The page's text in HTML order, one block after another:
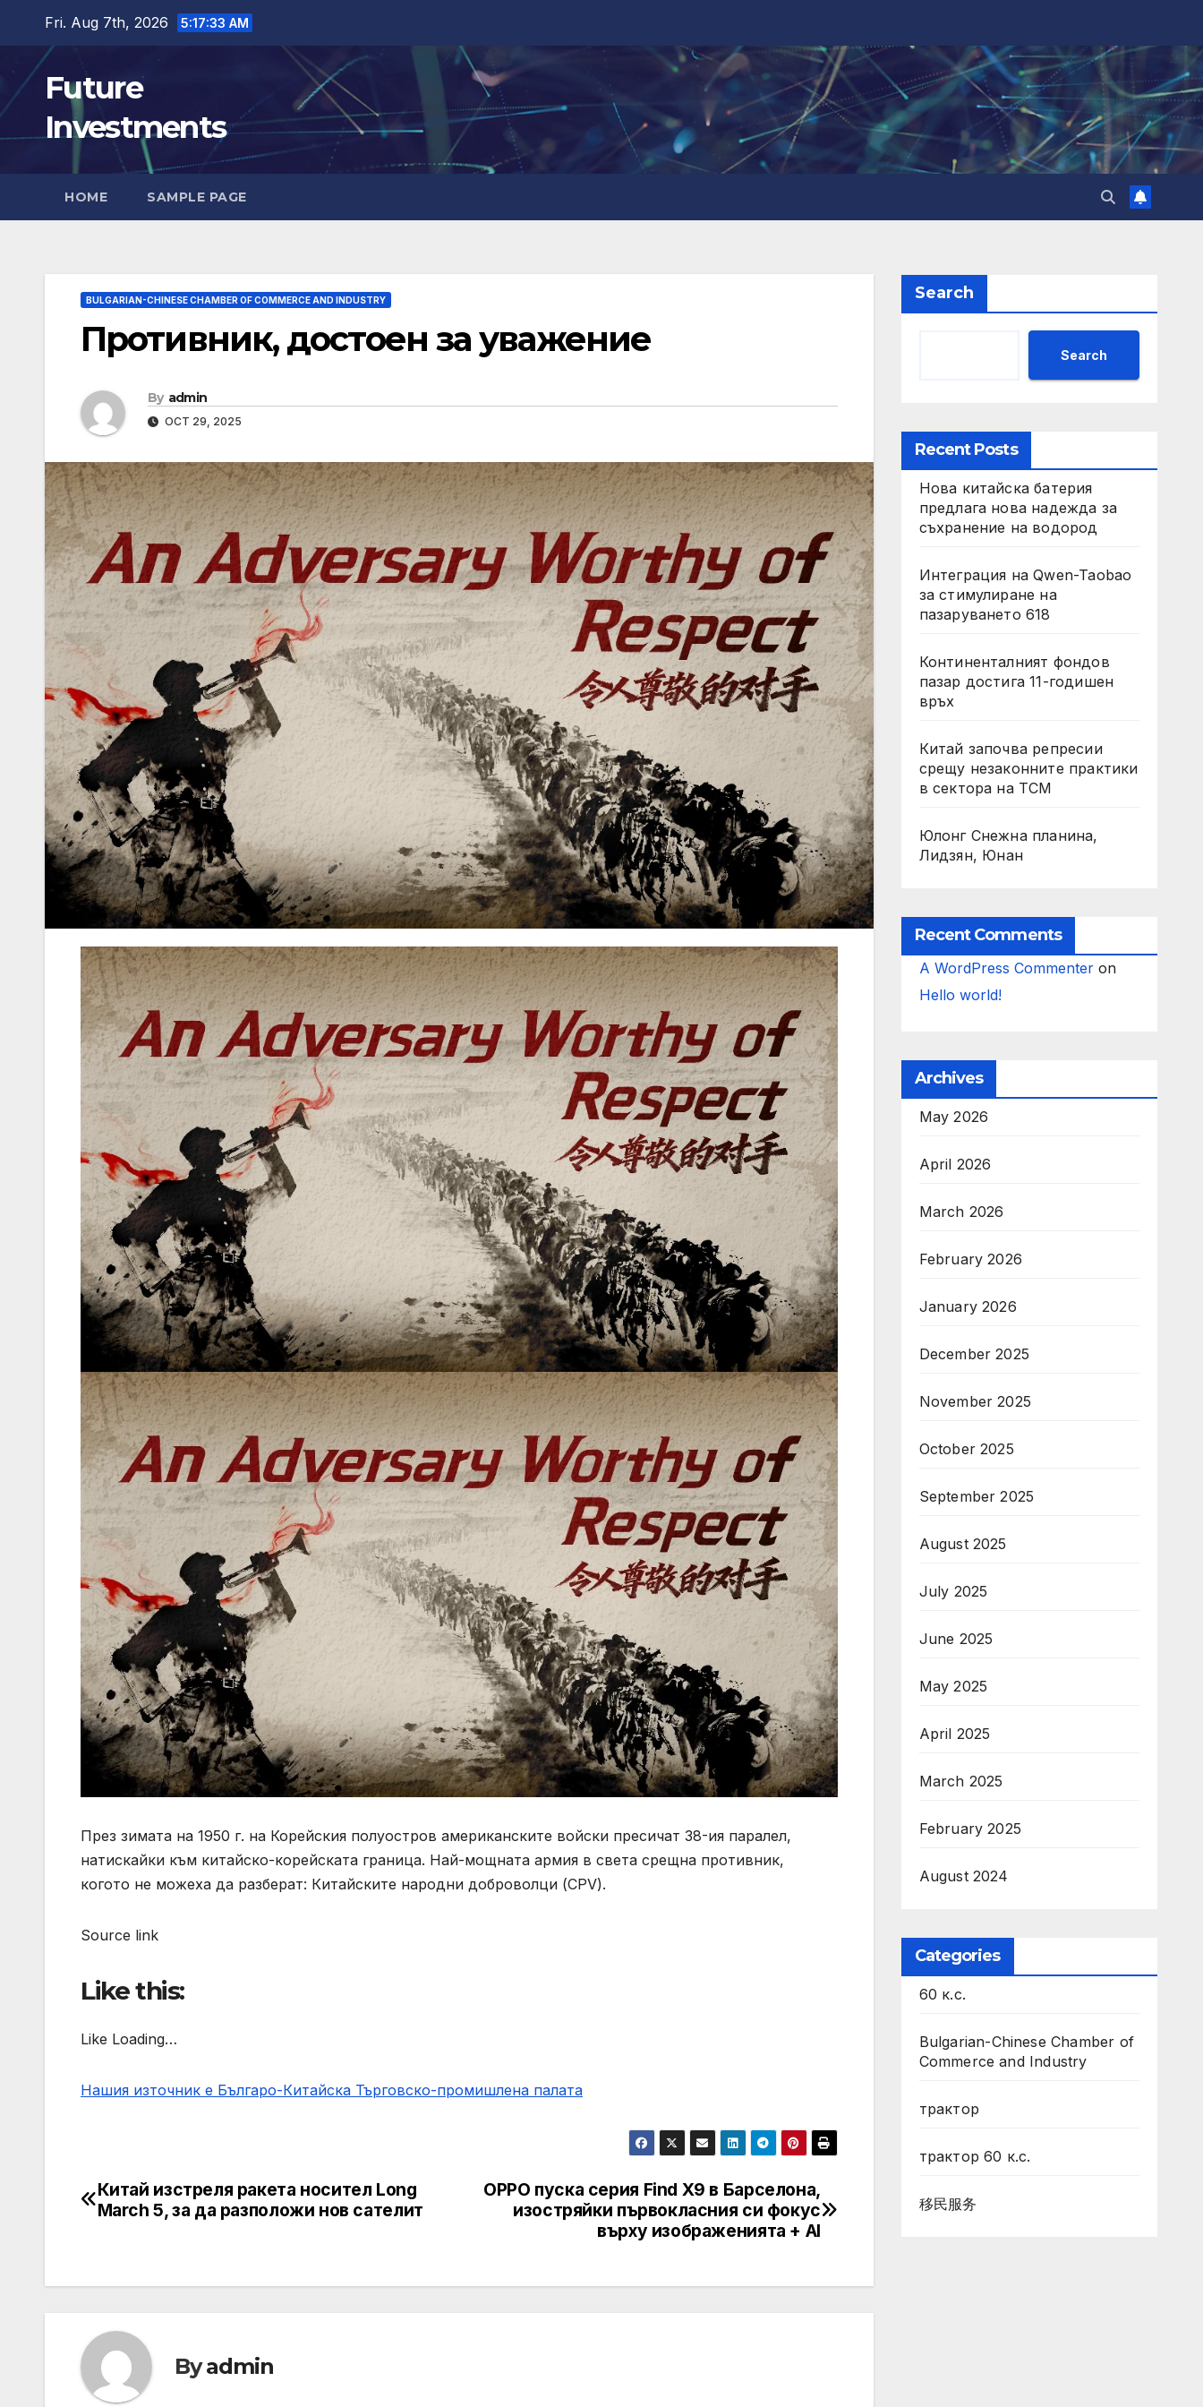
content
Fri. Aug 7th, 2026 5:17:35 AM
Future
Investments
HOME SAMPLE PAGE
BULGARIAN-CHINESE CHAMBER OF COMMERCE AND INDUSTRY
Противник, достоен за уважение
By admin
OCT 29, 2025
През зимата на 1950 г. на Корейския полуостров американските войски пресичат 38-ия паралел,
натискайки към китайско-корейската граница. Най-мощната армия в света срещна противник,
когото не можеха да разберат: Китайските народни доброволци (CPV).
Source link
Like this:
Like Loading…
Нашия източник е Българо-Китайска Търговско-промишлена палaта
Post
OPPO пуска серия Find X9 в Барселона,
изостряйки първокласния си фокус
върху изображенията + AI
Китай изстреля ракета носител Long
March 5, за да разположи нов сателит
Byadmin
Search
Search
Recent Posts
Нова китайска батерия
предлага нова надежда за
съхранение на водород
Интеграция на Qwen-Taobao
за стимулиране на
пазаруването 618
Континенталният фондов
пазар достига 11-годишен
връх
Китай започва репресии
срещу незаконните практики
в сектора на TCM
Юлонг Снежна планина,
Лидзян, Юнан
Recent Comments
A WordPress Commenteron
Hello world!
Archives
May 2026
April 2026
March 2026
February 2026
January 2026
December 2025
November 2025
October 2025
September 2025
August 2025
July 2025
June 2025
May 2025
April 2025
March 2025
February 2025
August 2024
Categories
60 к.с.
Bulgarian-Chinese Chamber of
Commerce and Industry
трактор
трактор 60 к.с.
移民服务